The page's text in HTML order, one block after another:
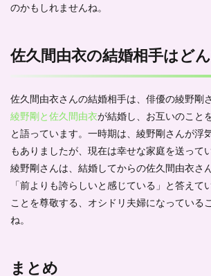
のかもしれませんね。
佐久間由衣の結婚相手はど
佐久間由衣さんの結婚相手は、俳優の綾野剛
綾野剛と佐久間由衣が結婚し、お互いのこと
と語っています。一時期は、綾野剛さんが浮
もありましたが、現在は幸せな家庭を送って
綾野剛さんは、結婚してからの佐久間由衣さ
「前よりも誇らしいと感じている」と答えて
ことを尊敬する、オシドリ夫婦になっている
ね。
まとめ